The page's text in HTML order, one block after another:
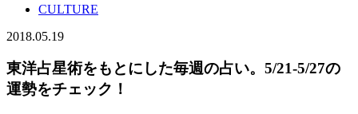
CULTURE
2018.05.19
東洋占星術をもとにした毎週の占い。5/21-5/27の
運勢をチェック！